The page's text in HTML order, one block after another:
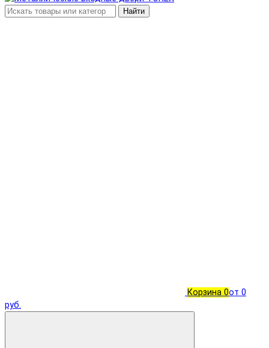
Найти
Корзина 0от 0
руб.